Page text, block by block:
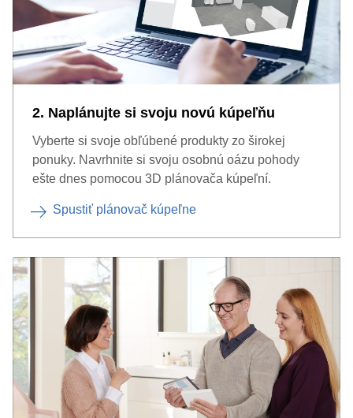
2. Naplánujte si svoju novú kúpeľňu
Vyberte si svoje obľúbené produkty zo širokej
ponuky. Navrhnite si svoju osobnú oázu pohody
ešte dnes pomocou 3D plánovača kúpeľní.
Spustiť plánovač kúpeľne